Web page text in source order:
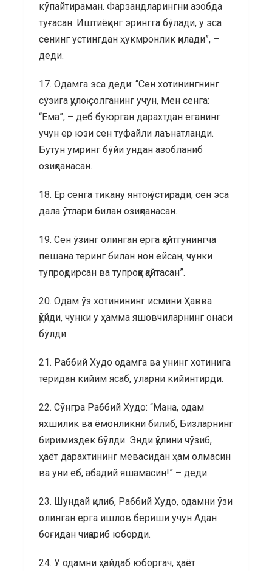
кўпайтираман. Фарзандларингни азобда
туғасан. Иштиёқинг эрингга бўлади, у эса
сенинг устингдан ҳукмронлик қилади”, –
деди.
17. Одамга эса деди: “Сен хотинингнинг
сўзига қулоқ солганинг учун, Мен сенга:
“Ема”, – деб буюрган дарахтдан еганинг
учун ер юзи сен туфайли лаънатланди.
Бутун умринг бўйи ундан азобланиб
озиқланасан.
18. Ер сенга тикану янтоқ ўстиради, сен эса
дала ўтлари билан озиқланасан.
19. Сен ўзинг олинган ерга қайтгунингча
пешана теринг билан нон ейсан, чунки
тупроқдирсан ва тупроққа қайтасан”.
20. Одам ўз хотинининг исмини Ҳавва
қўйди, чунки у ҳамма яшовчиларнинг онаси
бўлди.
21. Раббий Худо одамга ва унинг хотинига
теридан кийим ясаб, уларни кийинтирди.
22. Сўнгра Раббий Худо: “Мана, одам
яхшилик ва ёмонликни билиб, Бизларнинг
биримиздек бўлди. Энди қўлини чўзиб,
ҳаёт дарахтининг мевасидан ҳам олмасин
ва уни еб, абадий яшамасин!” – деди.
23. Шундай қилиб, Раббий Худо, одамни ўзи
олинган ерга ишлов бериши учун Адан
боғидан чиқариб юборди.
24. У одамни ҳайдаб юборгач, ҳаёт